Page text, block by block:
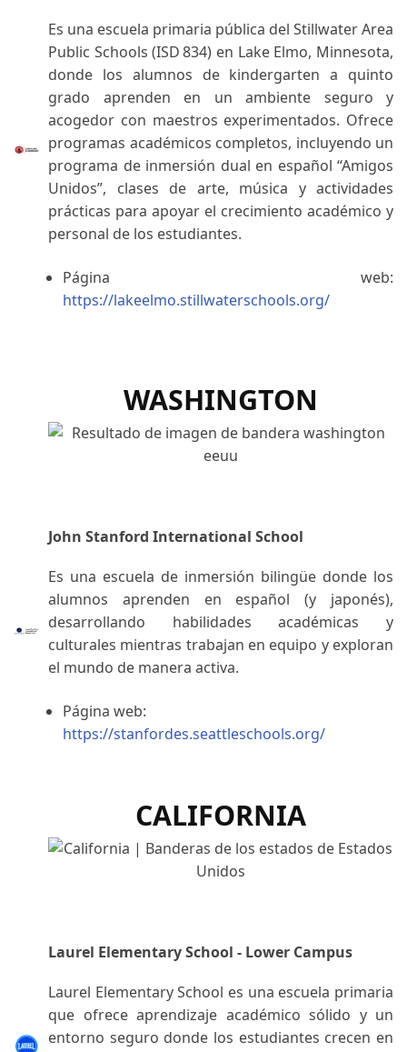
Es una escuela primaria pública del Stillwater Area
Public Schools (ISD 834) en Lake Elmo, Minnesota,
donde los alumnos de kindergarten a quinto
grado aprenden en un ambiente seguro y
acogedor con maestros experimentados. Ofrece
programas académicos completos, incluyendo un
programa de inmersión dual en español “Amigos
Unidos”, clases de arte, música y actividades
prácticas para apoyar el crecimiento académico y
personal de los estudiantes.
Página web:
https://lakeelmo.stillwaterschools.org/
WASHINGTON
John Stanford International School
Es una escuela de inmersión bilingüe donde los
alumnos aprenden en español (y japonés),
desarrollando habilidades académicas y
culturales mientras trabajan en equipo y exploran
el mundo de manera activa.
Página web:
https://stanfordes.seattleschools.org/
CALIFORNIA
Laurel Elementary School - Lower Campus
Laurel Elementary School es una escuela primaria
que ofrece aprendizaje académico sólido y un
entorno seguro donde los estudiantes crecen en